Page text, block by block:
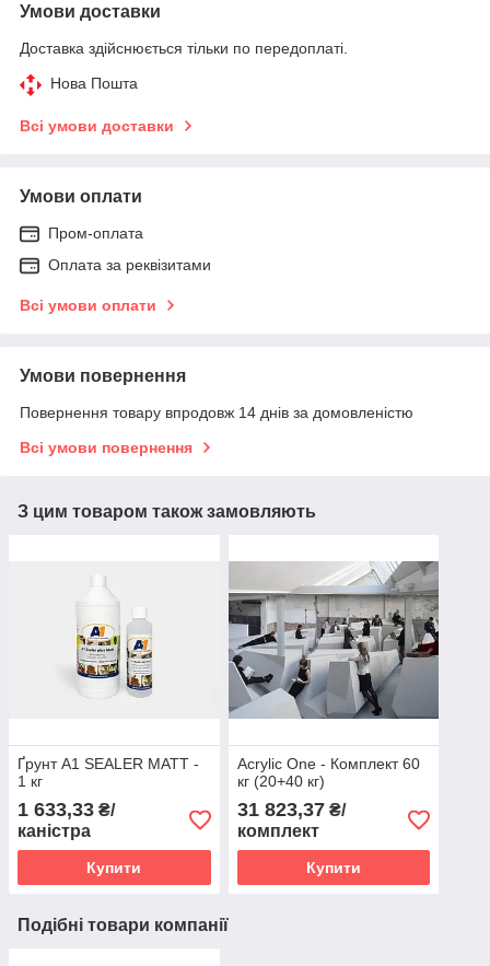
Умови доставки
Доставка здійснюється тільки по передоплаті.
Нова Пошта
Всі умови доставки
Умови оплати
Пром-оплата
Оплата за реквізитами
Всі умови оплати
Умови повернення
Повернення товару впродовж 14 днів за домовленістю
Всі умови повернення
З цим товаром також замовляють
Ґрунт A1 SEALER MATT -
1 кг
1 633,33 ₴/
каністра
Купити
Acrylic One - Комплект 60
кг (20+40 кг)
31 823,37₴/
комплект
Купити
Подібні товари компанії